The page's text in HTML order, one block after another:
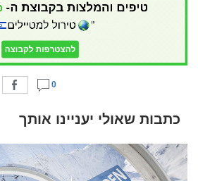
0
כתבות שאולי יעניינו אותך